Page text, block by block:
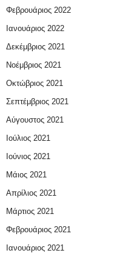
Φεβρουάριος 2022
Ιανουάριος 2022
Δεκέμβριος 2021
Νοέμβριος 2021
Οκτώβριος 2021
Σεπτέμβριος 2021
Αύγουστος 2021
Ιούλιος 2021
Ιούνιος 2021
Μάιος 2021
Απρίλιος 2021
Μάρτιος 2021
Φεβρουάριος 2021
Ιανουάριος 2021